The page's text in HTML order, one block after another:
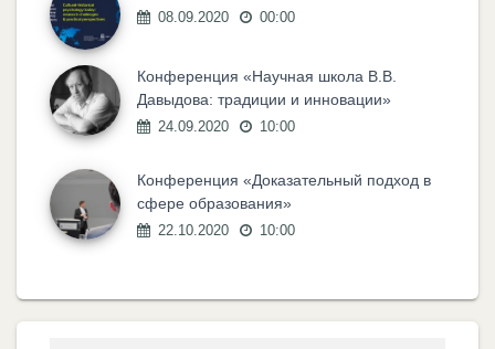
08.09.2020 00:00
Конференция «Научная школа В.В.
Давыдова: традиции и инновации»
24.09.2020 10:00
Конференция «Доказательный подход в
сфере образования»
22.10.2020 10:00